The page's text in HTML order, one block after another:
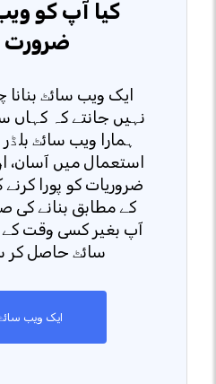
کیا آپ کو
ضرورت
ایک ویب سائٹ
نہیں جانتے کہ کہاں
ہمارا ویب سائٹ
استعمال میں آسان،
ضروریات کو پورا
کے مطابق بنانے کی
آپ بغیر کسی وقت کے
سائٹ حاصل کر
ایک ویب سائٹ